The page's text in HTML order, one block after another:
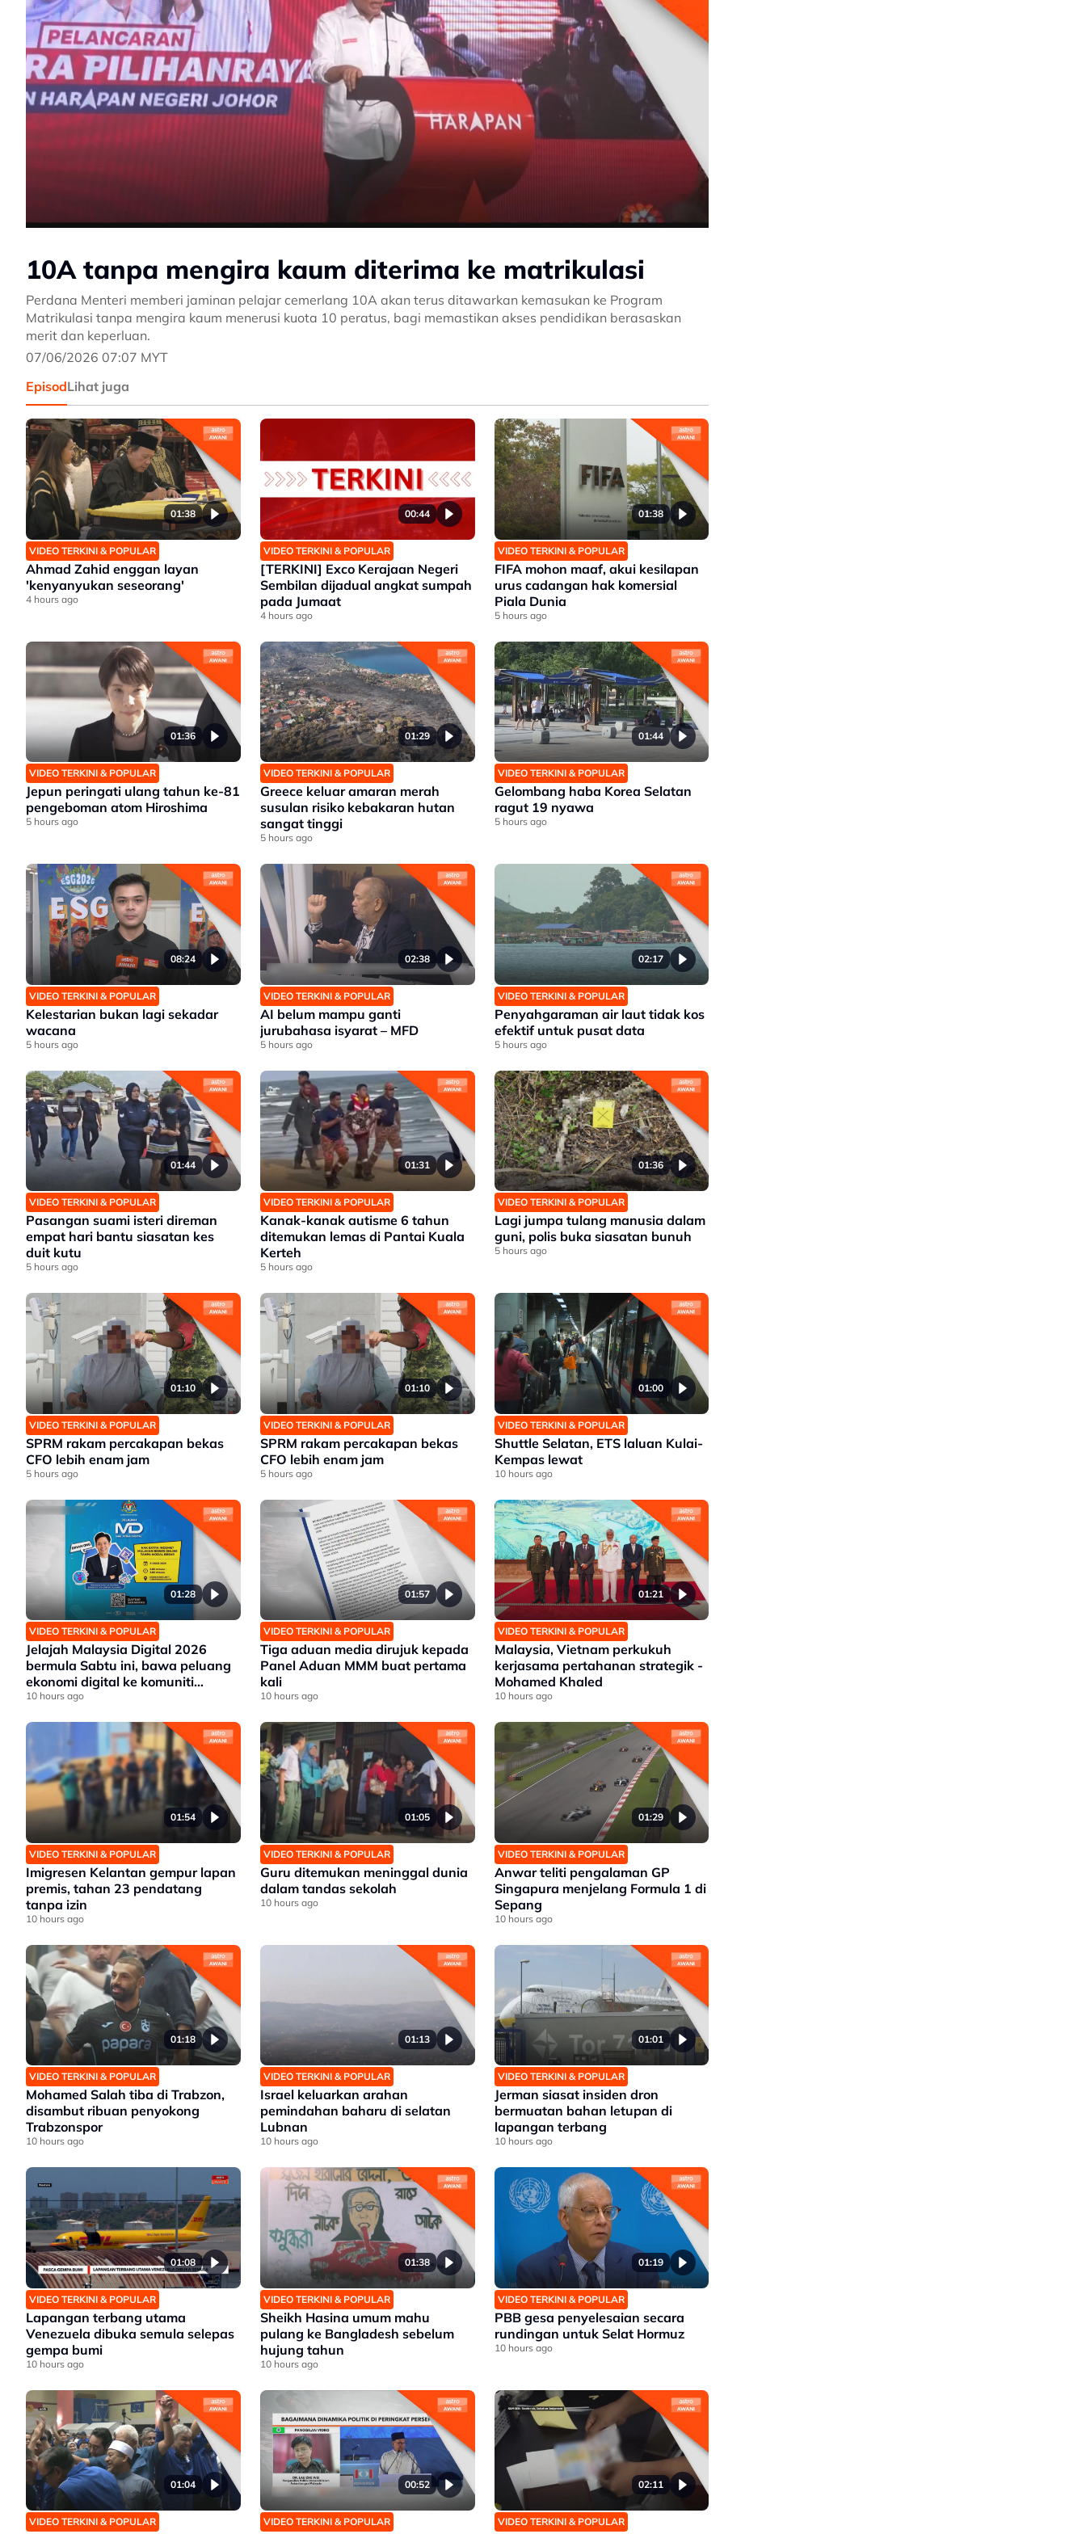
10A tanpa mengira kaum diterima ke matrikulasi
Perdana Menteri memberi jaminan pelajar cemerlang 10A akan terus ditawarkan kemasukan ke Program
Matrikulasi tanpa mengira kaum menerusi kuota 10 peratus, bagi memastikan akses pendidikan berasaskan
merit dan keperluan.
07/06/2026 07:07 MYT
EpisodLihat juga
01:38
VIDEO TERKINI & POPULAR
Ahmad Zahid enggan layan
'kenyanyukan seseorang'
4 hours ago
00:44
VIDEO TERKINI & POPULAR
[TERKINI] Exco Kerajaan Negeri
Sembilan dijadual angkat sumpah
pada Jumaat
4 hours ago
01:38
VIDEO TERKINI & POPULAR
FIFA mohon maaf, akui kesilapan
urus cadangan hak komersial
Piala Dunia
5 hours ago
01:36
VIDEO TERKINI & POPULAR
Jepun peringati ulang tahun ke-81
pengeboman atom Hiroshima
5 hours ago
01:29
VIDEO TERKINI & POPULAR
Greece keluar amaran merah
susulan risiko kebakaran hutan
sangat tinggi
5 hours ago
01:44
VIDEO TERKINI & POPULAR
Gelombang haba Korea Selatan
ragut 19 nyawa
5 hours ago
08:24
VIDEO TERKINI & POPULAR
Kelestarian bukan lagi sekadar
wacana
5 hours ago
02:38
VIDEO TERKINI & POPULAR
AI belum mampu ganti
jurubahasa isyarat – MFD
5 hours ago
02:17
VIDEO TERKINI & POPULAR
Penyahgaraman air laut tidak kos
efektif untuk pusat data
5 hours ago
01:44
VIDEO TERKINI & POPULAR
Pasangan suami isteri direman
empat hari bantu siasatan kes
duit kutu
5 hours ago
01:31
VIDEO TERKINI & POPULAR
Kanak-kanak autisme 6 tahun
ditemukan lemas di Pantai Kuala
Kerteh
5 hours ago
01:36
VIDEO TERKINI & POPULAR
Lagi jumpa tulang manusia dalam
guni, polis buka siasatan bunuh
5 hours ago
01:10
VIDEO TERKINI & POPULAR
SPRM rakam percakapan bekas
CFO lebih enam jam
5 hours ago
01:10
VIDEO TERKINI & POPULAR
SPRM rakam percakapan bekas
CFO lebih enam jam
5 hours ago
01:00
VIDEO TERKINI & POPULAR
Shuttle Selatan, ETS laluan Kulai-
Kempas lewat
10 hours ago
01:28
VIDEO TERKINI & POPULAR
Jelajah Malaysia Digital 2026
bermula Sabtu ini, bawa peluang
ekonomi digital ke komuniti
setempat
10 hours ago
01:57
VIDEO TERKINI & POPULAR
Tiga aduan media dirujuk kepada
Panel Aduan MMM buat pertama
kali
10 hours ago
01:21
VIDEO TERKINI & POPULAR
Malaysia, Vietnam perkukuh
kerjasama pertahanan strategik -
Mohamed Khaled
10 hours ago
01:54
VIDEO TERKINI & POPULAR
Imigresen Kelantan gempur lapan
premis, tahan 23 pendatang
tanpa izin
10 hours ago
01:05
VIDEO TERKINI & POPULAR
Guru ditemukan meninggal dunia
dalam tandas sekolah
10 hours ago
01:29
VIDEO TERKINI & POPULAR
Anwar teliti pengalaman GP
Singapura menjelang Formula 1 di
Sepang
10 hours ago
01:18
VIDEO TERKINI & POPULAR
Mohamed Salah tiba di Trabzon,
disambut ribuan penyokong
Trabzonspor
10 hours ago
01:13
VIDEO TERKINI & POPULAR
Israel keluarkan arahan
pemindahan baharu di selatan
Lubnan
10 hours ago
01:01
VIDEO TERKINI & POPULAR
Jerman siasat insiden dron
bermuatan bahan letupan di
lapangan terbang
10 hours ago
01:08
VIDEO TERKINI & POPULAR
Lapangan terbang utama
Venezuela dibuka semula selepas
gempa bumi
10 hours ago
01:38
VIDEO TERKINI & POPULAR
Sheikh Hasina umum mahu
pulang ke Bangladesh sebelum
hujung tahun
10 hours ago
01:19
VIDEO TERKINI & POPULAR
PBB gesa penyelesaian secara
rundingan untuk Selat Hormuz
10 hours ago
01:04
VIDEO TERKINI & POPULAR
00:52
VIDEO TERKINI & POPULAR
02:11
VIDEO TERKINI & POPULAR